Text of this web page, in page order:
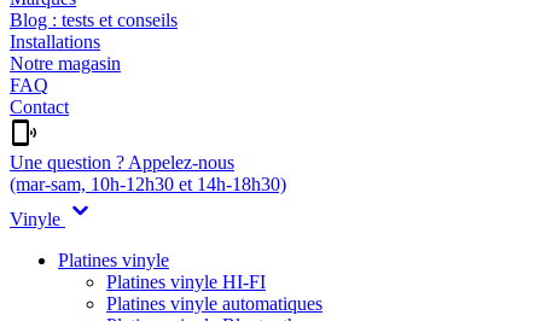
Blog : tests et conseils
Installations
Notre magasin
FAQ
Contact
Une question ? Appelez-nous
(mar-sam, 10h-12h30 et 14h-18h30)
Vinyle
Platines vinyle
Platines vinyle HI-FI
Platines vinyle automatiques